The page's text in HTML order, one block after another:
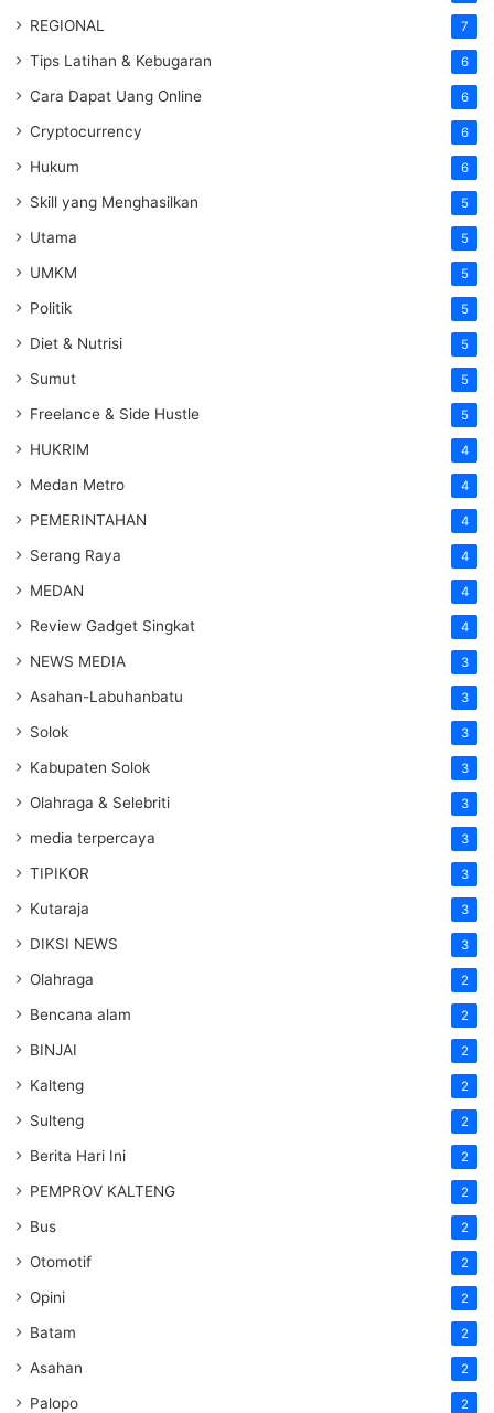
REGIONAL 7
Tips Latihan & Kebugaran 6
Cara Dapat Uang Online 6
Cryptocurrency 6
Hukum 6
Skill yang Menghasilkan 5
Utama 5
UMKM 5
Politik 5
Diet & Nutrisi 5
Sumut 5
Freelance & Side Hustle 5
HUKRIM 4
Medan Metro 4
PEMERINTAHAN 4
Serang Raya 4
MEDAN 4
Review Gadget Singkat 4
NEWS MEDIA 3
Asahan-Labuhanbatu 3
Solok 3
Kabupaten Solok 3
Olahraga & Selebriti 3
media terpercaya 3
TIPIKOR 3
Kutaraja 3
DIKSI NEWS 3
Olahraga 2
Bencana alam 2
BINJAI 2
Kalteng 2
Sulteng 2
Berita Hari Ini 2
PEMPROV KALTENG 2
Bus 2
Otomotif 2
Opini 2
Batam 2
Asahan 2
Palopo 2